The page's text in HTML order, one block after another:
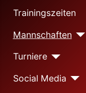
Trainingszeiten
Mannschaften
Turniere
Social Media